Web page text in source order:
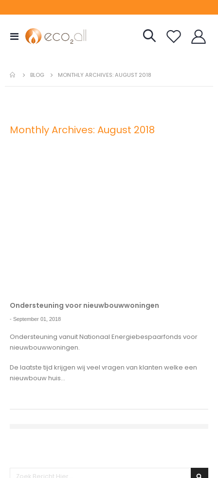
Toggle
Nav
BLOG MONTHLY ARCHIVES: AUGUST 2018
Monthly Archives: August 2018
Ondersteuning voor nieuwbouwwoningen
- September 01, 2018
Ondersteuning vanuit Nationaal Energiebespaarfonds voor
nieuwbouwwoningen.
De laatste tijd krijgen wij veel vragen van klanten welke een
nieuwbouw huis...
Zoeken